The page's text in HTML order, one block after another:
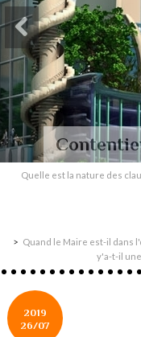
Quelle est la nature des
Quand le Maire est-il dans
y'a-t-il
2019
26/07